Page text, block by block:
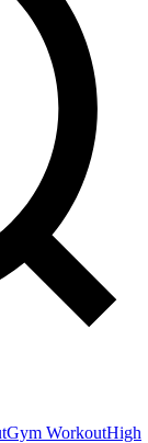
Gym WorkoutHigh